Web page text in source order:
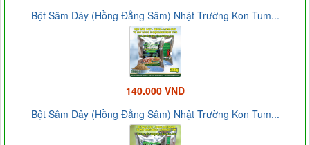
Bột Sâm Dây (Hồng Đẳng Sâm) Nhật Trường Kon Tum...
140.000 VND
Bột Sâm Dây (Hồng Đẳng Sâm) Nhật Trường Kon Tum...